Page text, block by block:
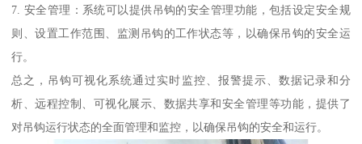
7. 安全管理：系统可以提供吊钩的安全管理功能，包括设定安全规
则、设置工作范围、监测吊钩的工作状态等，以确保吊钩的安全运
行。
总之，吊钩可视化系统通过实时监控、报警提示、数据记录和分
析、远程控制、可视化展示、数据共享和安全管理等功能，提供了
对吊钩运行状态的全面管理和监控，以确保吊钩的安全和运行。